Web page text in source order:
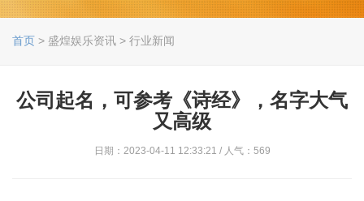
首页 > 盛煌娱乐资讯 > 行业新闻
公司起名，可参考《诗经》，名字大气
又高级
日期：2023-04-11 12:33:21 / 人气：569